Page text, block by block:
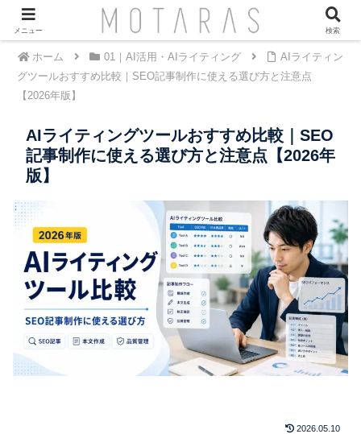
ホーム 01｜AI活用・AIライティング
AIライティン
グツールおすすめ比較｜SEO記事制作に使える選び方と注意点
【2026年版】
AIライティングツールおすすめ比較｜SEO
記事制作に使える選び方と注意点【2026年
版】
2026.05.10
メニュー 検索